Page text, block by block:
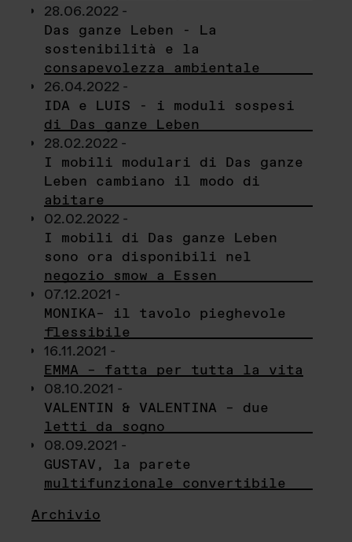
28.06.2022 -
Das ganze Leben - La
sostenibilità e la
consapevolezza ambientale
26.04.2022 -
IDA e LUIS - i moduli sospesi
di Das ganze Leben
28.02.2022 -
I mobili modulari di Das ganze
Leben cambiano il modo di
abitare
02.02.2022 -
I mobili di Das ganze Leben
sono ora disponibili nel
negozio smow a Essen
07.12.2021 -
MONIKA– il tavolo pieghevole
flessibile
16.11.2021 -
EMMA – fatta per tutta la vita
08.10.2021 -
VALENTIN & VALENTINA – due
letti da sogno
08.09.2021 -
GUSTAV, la parete
multifunzionale convertibile
Archivio